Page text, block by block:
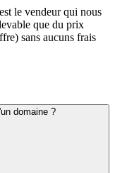
le vendeur qui nous
que du prix
sans aucuns frais
domaine ?